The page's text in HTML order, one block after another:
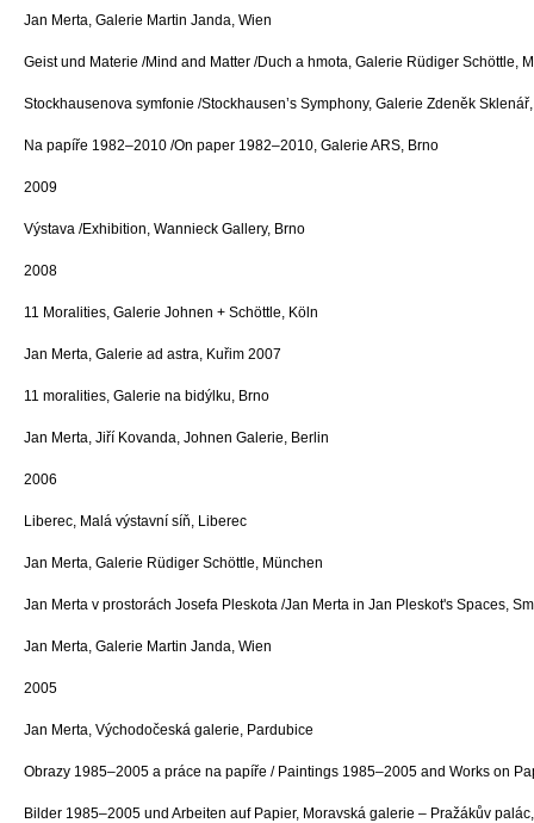
Jan Merta, Galerie Martin Janda, Wien
Geist und Materie /Mind and Matter /Duch a hmota, Galerie Rüdiger Schöttle,
Stockhausenova symfonie /Stockhausen’s Sym­phony, Galerie Zdeněk
Na papíře 1982–2010 /On paper 1982–2010, Galerie ARS, Brno
2009
Výstava /Exhibition, Wannieck Gallery, Brno
2008
11 Moralities, Galerie Johnen + Schöttle, Köln
Jan Merta, Galerie ad astra, Kuřim 2007
11 moralities, Galerie na bidýlku, Brno
Jan Merta, Jiří Kovanda, Johnen Galerie, Berlin
2006
Liberec, Malá výstavní síň, Liberec
Jan Merta, Galerie Rüdiger Schöttle, München
Jan Merta v prostorách Josefa Pleskota /Jan Merta in Jan Pleskot's Spaces,
Jan Merta, Galerie Martin Janda, Wien
2005
Jan Merta, Východočeská galerie, Pardubice
Obrazy 1985–2005 a práce na papíře / Paintings 1985–2005 and Works on
Bilder 1985–2005 und Arbeiten auf Papier, Moravská galerie – Pražákův